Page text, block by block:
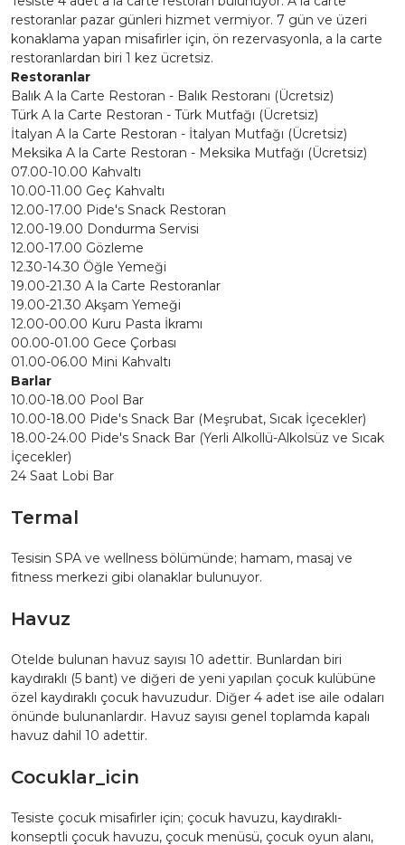
restoranlar pazar günleri hizmet vermiyor. 7 gün ve üzeri
konaklama yapan misafirler için, ön rezervasyonla, a la carte
restoranlardan biri 1 kez ücretsiz.
Restoranlar
Balık A la Carte Restoran - Balık Restoranı (Ücretsiz)
Türk A la Carte Restoran - Türk Mutfağı (Ücretsiz)
İtalyan A la Carte Restoran - İtalyan Mutfağı (Ücretsiz)
Meksika A la Carte Restoran - Meksika Mutfağı (Ücretsiz)
07.00-10.00 Kahvaltı
10.00-11.00 Geç Kahvaltı
12.00-17.00 Pide's Snack Restoran
12.00-19.00 Dondurma Servisi
12.00-17.00 Gözleme
12.30-14.30 Öğle Yemeği
19.00-21.30 A la Carte Restoranlar
19.00-21.30 Akşam Yemeği
12.00-00.00 Kuru Pasta İkramı
00.00-01.00 Gece Çorbası
01.00-06.00 Mini Kahvaltı
Barlar
10.00-18.00 Pool Bar
10.00-18.00 Pide's Snack Bar (Meşrubat, Sıcak İçecekler)
18.00-24.00 Pide's Snack Bar (Yerli Alkollü-Alkolsüz ve Sıcak
İçecekler)
24 Saat Lobi Bar
Termal
Tesisin SPA ve wellness bölümünde; hamam, masaj ve
fitness merkezi gibi olanaklar bulunuyor.
Havuz
Otelde bulunan havuz sayısı 10 adettir. Bunlardan biri
kaydıraklı (5 bant) ve diğeri de yeni yapılan çocuk kulübüne
özel kaydıraklı çocuk havuzudur. Diğer 4 adet ise aile odaları
önünde bulunanlardır. Havuz sayısı genel toplamda kapalı
havuz dahil 10 adettir.
Cocuklar_icin
Tesiste çocuk misafirler için; çocuk havuzu, kaydıraklı-
konseptli çocuk havuzu, çocuk menüsü, çocuk oyun alanı,